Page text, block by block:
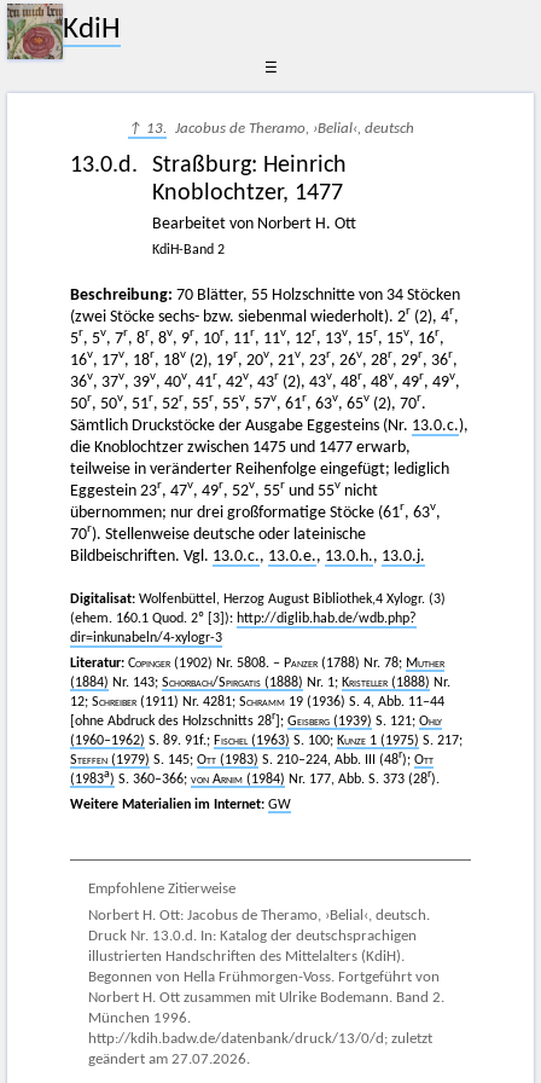
KdiH
☰
↑ 13. Jacobus de Theramo, ›Belial‹, deutsch
13.0.d. Straßburg: Heinrich
Knoblochtzer, 1477
Bearbeitet von Norbert H. Ott
KdiH-Band 2
Beschreibung: 70 Blätter, 55 Holzschnitte von 34 Stöcken
(zwei Stöcke sechs- bzw. siebenmal wiederholt). 2r (2), 4r,
5r, 5v, 7r, 8r, 8v, 9r, 10r, 11r, 11v, 12r, 13v, 15r, 15v, 16r,
16v, 17v, 18r, 18v (2), 19r, 20v, 21v, 23r, 26v, 28r, 29r, 36r,
36v, 37v, 39v, 40v, 41r, 42v, 43r (2), 43v, 48r, 48v, 49r, 49v,
50r, 50v, 51r, 52r, 55r, 55v, 57v, 61r, 63v, 65v (2), 70r.
Sämtlich Druckstöcke der Ausgabe Eggesteins (Nr. 13.0.c.),
die Knoblochtzer zwischen 1475 und 1477 erwarb,
teilweise in veränderter Reihenfolge eingefügt; lediglich
Eggestein 23r, 47v, 49r, 52v, 55r und 55v nicht
übernommen; nur drei großformatige Stöcke (61r, 63v,
70r). Stellenweise deutsche oder lateinische
Bildbeischriften. Vgl. 13.0.c., 13.0.e., 13.0.h., 13.0.j.
Digitalisat: Wolfenbüttel, Herzog August Bibliothek,4 Xylogr. (3)
(ehem. 160.1 Quod. 2º [3]): http://diglib.hab.de/wdb.php?
dir=inkunabeln/4-xylogr-3
Literatur: Copinger (1902) Nr. 5808. – Panzer (1788) Nr. 78; Muther
(1884) Nr. 143; Schorbach/Spirgatis (1888) Nr. 1; Kristeller (1888) Nr.
12; Schreiber (1911) Nr. 4281; Schramm 19 (1936) S. 4, Abb. 11–44
[ohne Abdruck des Holzschnitts 28r ]; Geisberg (1939) S. 121; Ohly
(1960–1962) S. 89. 91f.; Fischel(1963) S. 100; Kunze 1 (1975) S. 217;
Steffen (1979) S. 145; Ott (1983) S. 210–224, Abb. III (48r); Ott
(1983a) S. 360–366; von Arnim (1984) Nr. 177, Abb. S. 373 (28r).
Weitere Materialien im Internet: GW
Empfohlene Zitierweise
Norbert H. Ott: Jacobus de Theramo, ›Belial‹, deutsch.
Druck Nr. 13.0.d. In: Katalog der deutschsprachigen
illustrierten Handschriften des Mittelalters (KdiH).
Begonnen von Hella Frühmorgen-Voss. Fortgeführt von
Norbert H. Ott zusammen mit Ulrike Bodemann. Band 2.
München 1996.
http://kdih.badw.de/datenbank/druck/13/0/d; zuletzt
geändert am 27.07.2026.